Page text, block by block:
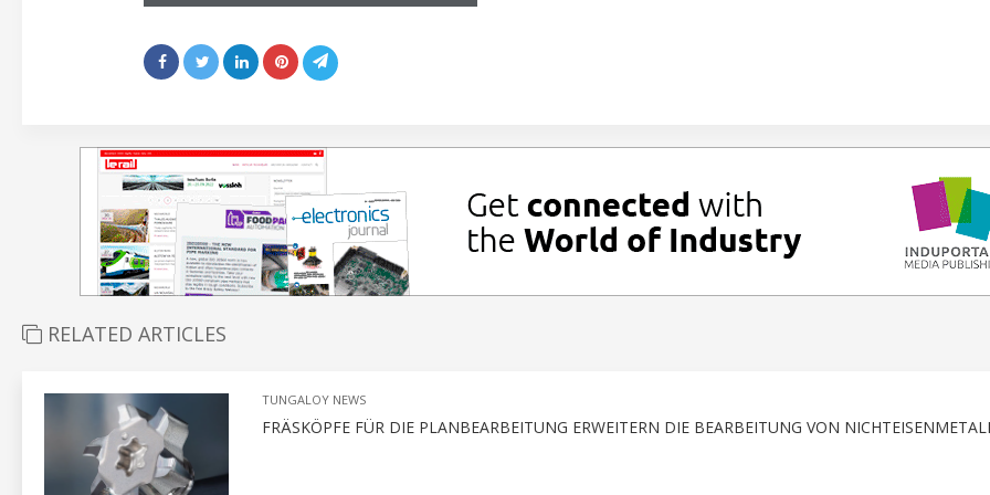
RELATED ARTICLES
TUNGALOY NEWS
FRÄSKÖPFE FÜR DIE PLANBEARBEITUNG ERWEITERN DIE BEARBEITUNG VON